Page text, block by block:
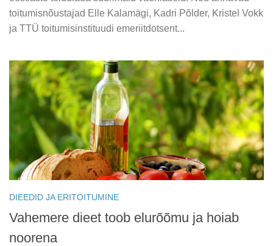
toitumisnõustajad Elle Kalamägi, Kadri Põlder, Kristel Vokk
ja TTÜ toitumisinstituudi emeriitdotsent...
DIEEDID JA ERITOITUMINE
Vahemere dieet toob elurõõmu ja hoiab
noorena